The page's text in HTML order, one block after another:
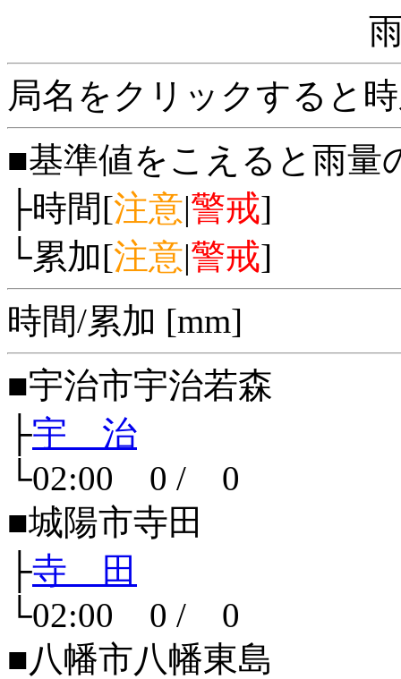
局名をクリックすると
■基準値をこえると雨量
├時間[注意|警戒]
└累加[注意|警戒]
時間/累加 [mm]
■宇治市宇治若森
├宇 治
└02:00 0 / 0
■城陽市寺田
├寺 田
└02:00 0 / 0
■八幡市八幡東島